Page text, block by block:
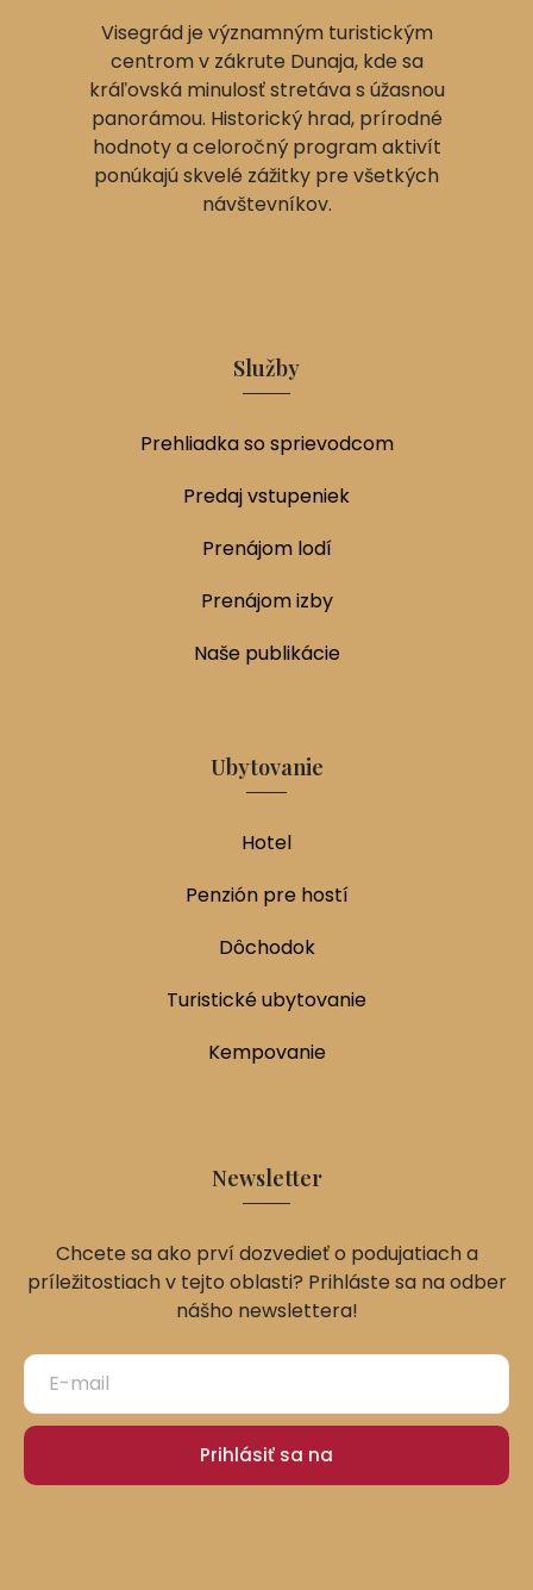
Visegrád je významným turistickým
centrom v zákrute Dunaja, kde sa
kráľovská minulosť stretáva s úžasnou
panorámou. Historický hrad, prírodné
hodnoty a celoročný program aktivít
ponúkajú skvelé zážitky pre všetkých
návštevníkov.
Služby
Prehliadka so sprievodcom
Predaj vstupeniek
Prenájom lodí
Prenájom izby
Naše publikácie
Ubytovanie
Hotel
Penzión pre hostí
Dôchodok
Turistické ubytovanie
Kempovanie
Newsletter
Chcete sa ako prví dozvedieť o podujatiach a
príležitostiach v tejto oblasti? Prihláste sa na odber
nášho newslettera!
Prihlásiť sa na